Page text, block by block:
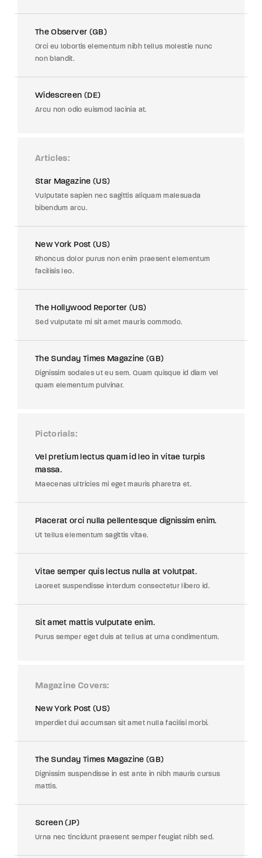
The Observer (GB)
Orci eu lobortis elementum nibh tellus molestie nunc
non blandit.
Widescreen (DE)
Arcu non odio euismod lacinia at.
Articles
Star Magazine (US)
Vulputate sapien nec sagittis aliquam malesuada
bibendum arcu.
New York Post (US)
Rhoncus dolor purus non enim praesent elementum
facilisis leo.
The Hollywood Reporter (US)
Sed vulputate mi sit amet mauris commodo.
The Sunday Times Magazine (GB)
Dignissim sodales ut eu sem. Quam quisque id diam vel
quam elementum pulvinar.
Pictorials
Vel pretium lectus quam id leo in vitae turpis
massa.
Maecenas ultricies mi eget mauris pharetra et.
Placerat orci nulla pellentesque dignissim enim.
Ut tellus elementum sagittis vitae.
Vitae semper quis lectus nulla at volutpat.
Laoreet suspendisse interdum consectetur libero id.
Sit amet mattis vulputate enim.
Purus semper eget duis at tellus at urna condimentum.
Magazine Covers
New York Post (US)
Imperdiet dui accumsan sit amet nulla facilisi morbi.
The Sunday Times Magazine (GB)
Dignissim suspendisse in est ante in nibh mauris cursus
mattis.
Screen (JP)
Urna nec tincidunt praesent semper feugiat nibh sed.